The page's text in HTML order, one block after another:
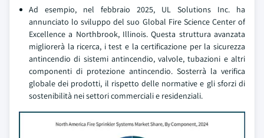
Ad esempio, nel febbraio 2025, UL Solutions Inc. ha
annunciato lo sviluppo del suo Global Fire Science Center of
Excellence a Northbrook, Illinois. Questa struttura avanzata
migliorerà la ricerca, i test e la certificazione per la sicurezza
antincendio di sistemi antincendio, valvole, tubazioni e altri
componenti di protezione antincendio. Sosterrà la verifica
globale dei prodotti, il rispetto delle normative e gli sforzi di
sostenibilità nei settori commerciali e residenziali.